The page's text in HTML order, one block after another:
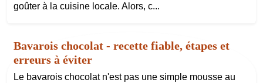
goûter à la cuisine locale. Alors, c...
Bavarois chocolat - recette fiable, étapes et
erreurs à éviter
Le bavarois chocolat n'est pas une simple mousse au